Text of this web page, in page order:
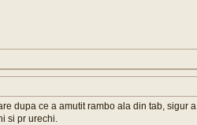
dupa ce a amutit rambo ala din tab, sigur a
si pr urechi.